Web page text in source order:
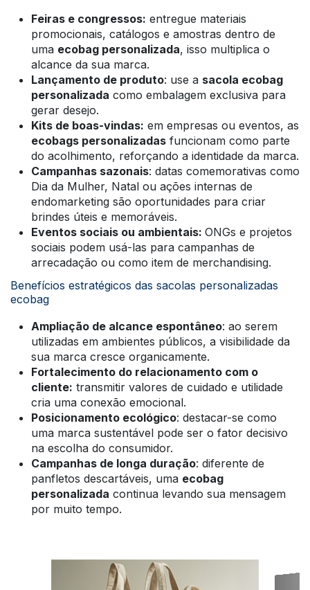
Feiras e congressos: entregue materiais
promocionais, catálogos e amostras dentro de
uma ecobag personalizada, isso multiplica o
alcance da sua marca.
Lançamento de produto: use a sacola ecobag
personalizada como embalagem exclusiva para
gerar desejo.
Kits de boas-vindas: em empresas ou eventos, as
ecobags personalizadas funcionam como parte
do acolhimento, reforçando a identidade da marca.
Campanhas sazonais: datas comemorativas como
Dia da Mulher, Natal ou ações internas de
endomarketing são oportunidades para criar
brindes úteis e memoráveis.
Eventos sociais ou ambientais: ONGs e projetos
sociais podem usá-las para campanhas de
arrecadação ou como item de merchandising.
Benefícios estratégicos das sacolas personalizadas
ecobag
Ampliação de alcance espontâneo: ao serem
utilizadas em ambientes públicos, a visibilidade da
sua marca cresce organicamente.
Fortalecimento do relacionamento com o
cliente: transmitir valores de cuidado e utilidade
cria uma conexão emocional.
Posicionamento ecológico: destacar-se como
uma marca sustentável pode ser o fator decisivo
na escolha do consumidor.
Campanhas de longa duração: diferente de
panfletos descartáveis, uma ecobag
personalizada continua levando sua mensagem
por muito tempo.